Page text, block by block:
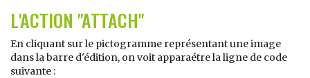
L'ACTION "ATTACH"
En cliquant sur le pictogramme représentant une image
dans la barre d'édition, on voit apparaétre la ligne de code
suivante :